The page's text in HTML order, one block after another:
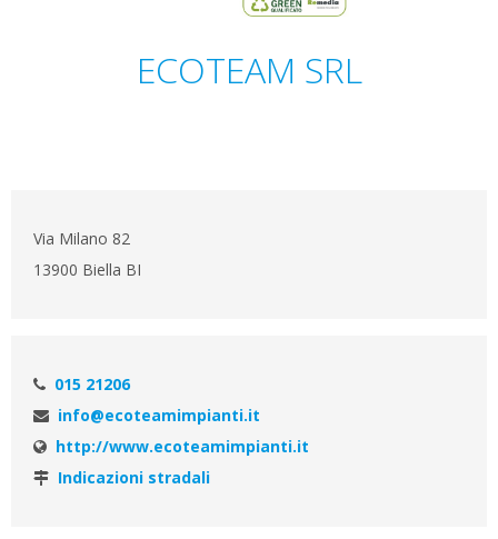
ECOTEAM SRL
Via Milano 82
13900 Biella BI
015 21206
info@ecoteamimpianti.it
http://www.ecoteamimpianti.it
Indicazioni stradali